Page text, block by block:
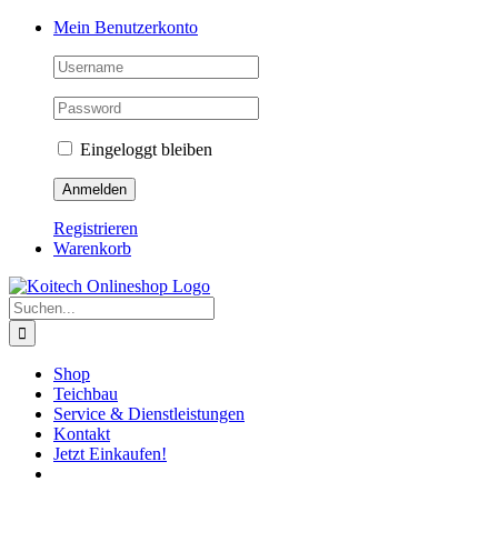
Skip
Mein Benutzerkonto
Eingeloggt bleiben
Registrieren
Warenkorb
Suche
nach:
Shop
Teichbau
Service & Dienstleistungen
Kontakt
Jetzt Einkaufen!